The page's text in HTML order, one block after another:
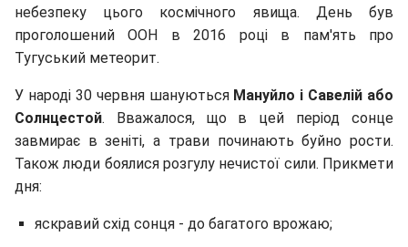
небезпеку цього космічного явища. День був
проголошений ООН в 2016 році в пам'ять про
Тугуський метеорит.
У народі 30 червня шануються Мануйло і Савелій або
Солнцестой. Вважалося, що в цей період сонце
завмирає в зеніті, а трави починають буйно рости.
Також люди боялися розгулу нечистої сили. Прикмети
дня:
яскравий схід сонця - до багатого врожаю;